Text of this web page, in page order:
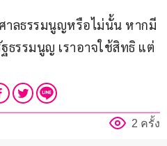
าลธรรมนูญหรือไม่นั้น หากมี
ธรรมนูญ เราอาจใช้สิทธิ แต่
2 ครั้ง